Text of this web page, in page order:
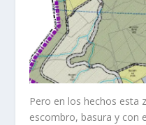
Pero en los hechos esta
escombro, basura y con